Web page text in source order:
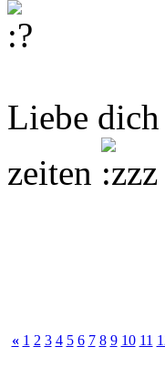
Liebe
zeiten
« 1 2 3 4 5 6 7 8 9 10 11